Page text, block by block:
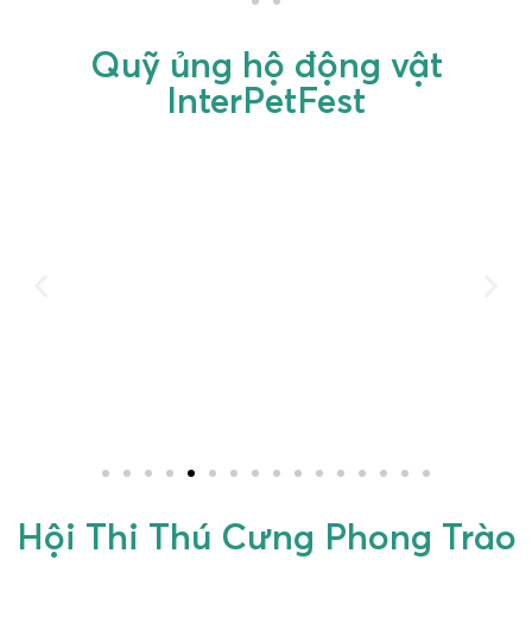
Quỹ ủng hộ động vật
InterPetFest
Hội Thi Thú Cưng Phong Trào